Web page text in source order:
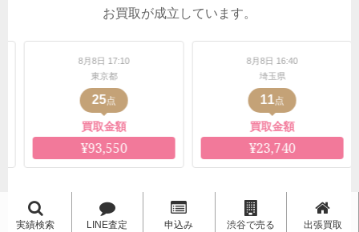
お買取が成立しています。
実績検索 LINE査定 申込み 渋谷で売る 出張買取